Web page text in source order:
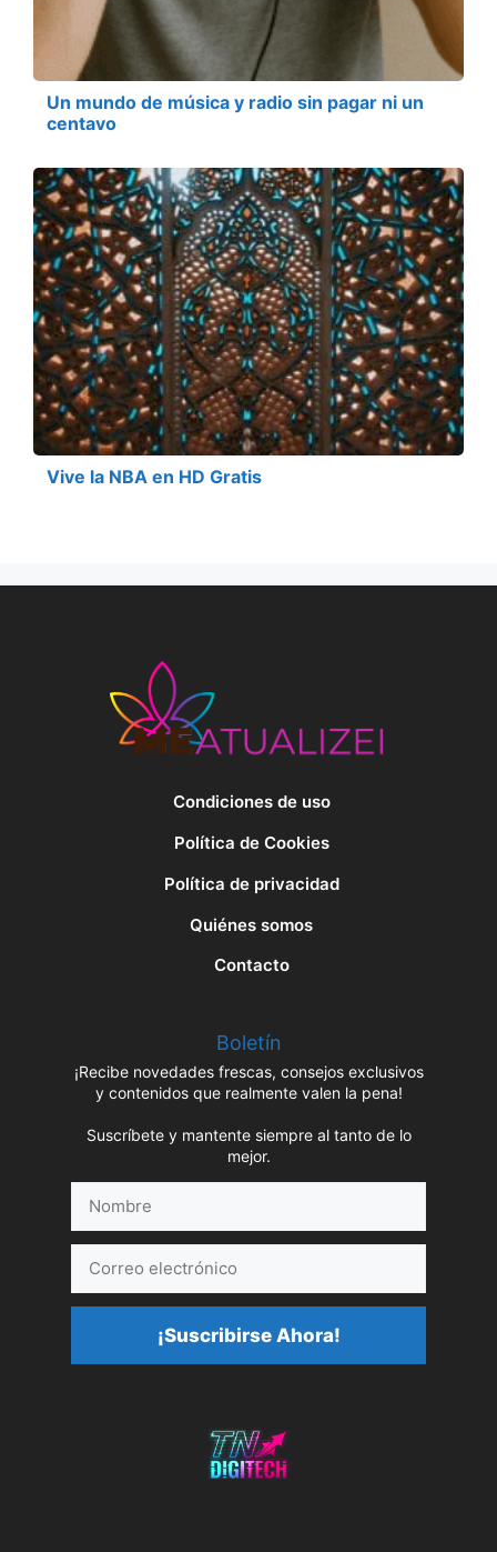
Un mundo de música y radio sin pagar ni un
centavo
Vive la NBA en HD Gratis
Condiciones de uso
Política de Cookies
Política de privacidad
Quiénes somos
Contacto
Boletín
¡Recibe novedades frescas, consejos exclusivos
y contenidos que realmente valen la pena!
Suscríbete y mantente siempre al tanto de lo
mejor.
electrónico
¡Suscribirse Ahora!